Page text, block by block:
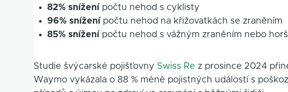
82% snížení počtu nehod s cyklisty
96% snížení počtu nehod na křižovatkách se zraněním
85% snížení počtu nehod s vážným zraněním nebo
Studie švýcarské pojišťovny Swiss Re z prosince 2024
Waymo vykázala o 88 % méně pojistných událostí s